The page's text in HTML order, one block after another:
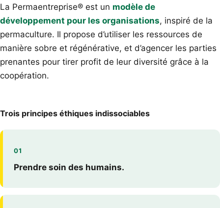
La Permaentreprise® est un modèle de
développement pour les organisations, inspiré de la
permaculture. Il propose d’utiliser les ressources de
manière sobre et régénérative, et d’agencer les parties
prenantes pour tirer profit de leur diversité grâce à la
coopération.
Trois principes éthiques indissociables
01
Prendre soin des humains.